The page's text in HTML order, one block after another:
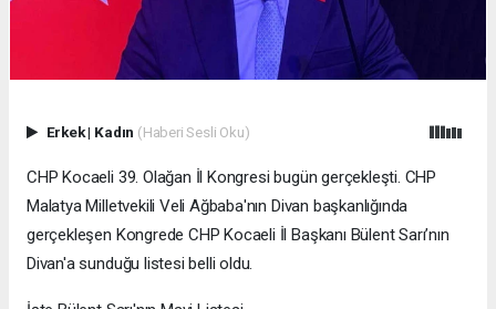
Erkek| Kadın (Haberi Sesli Oku)
CHP Kocaeli 39. Olağan İl Kongresi bugün gerçekleşti. CHP
Malatya Milletvekili Veli Ağbaba'nın Divan başkanlığında
gerçekleşen Kongrede CHP Kocaeli İl Başkanı Bülent Sarı’nın
Divan'a sunduğu listesi belli oldu.